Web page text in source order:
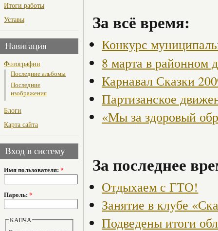
Итоги работы
Уставы
Навигация
Фотографии
Последние альбомы
Последние
изображения
Блоги
Карта сайта
Вход в систему
Имя пользователя: *
Пароль: *
КАПЧА
За всё время:
Конкурс
8 марта в районном
Карнавал Сказки
Партизанское
«Мы за здоровый
За последнее
Отдыхаем с ГТО!
Занятие в клубе
Подведены итоги